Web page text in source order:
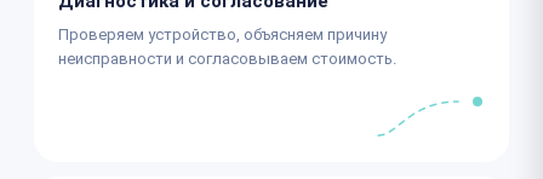
Проверяем устройство, объясняем причину
неисправности и согласовываем стоимость.